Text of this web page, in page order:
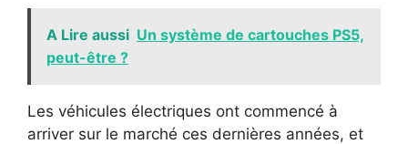
A Lire aussi Un système de cartouches PS5,
peut-être ?
Les véhicules électriques ont commencé à
arriver sur le marché ces dernières années, et